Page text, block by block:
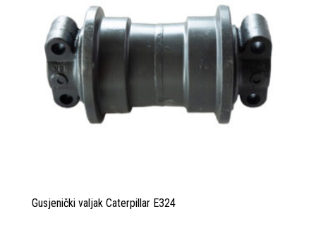
Gusjenički valjak Caterpillar E324